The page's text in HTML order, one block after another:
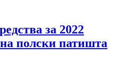
за 2022
на полски патишта